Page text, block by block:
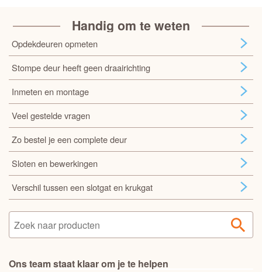
Handig om te weten
Opdekdeuren opmeten
Stompe deur heeft geen draairichting
Inmeten en montage
Veel gestelde vragen
Zo bestel je een complete deur
Sloten en bewerkingen
Verschil tussen een slotgat en krukgat
Ons team staat klaar om je te helpen